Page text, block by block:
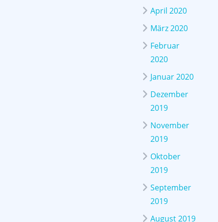
April 2020
März 2020
Februar
2020
Januar 2020
Dezember
2019
November
2019
Oktober
2019
September
2019
August 2019